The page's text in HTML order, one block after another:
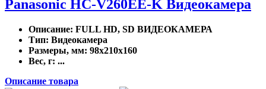
Panasonic HC-V260EE-K Видеокамера
Описание: FULL HD, SD ВИДЕОКАМЕРА
Тип: Видеокамера
Размеры, мм: 98x210x160
Вес, г: ...
Описание товара